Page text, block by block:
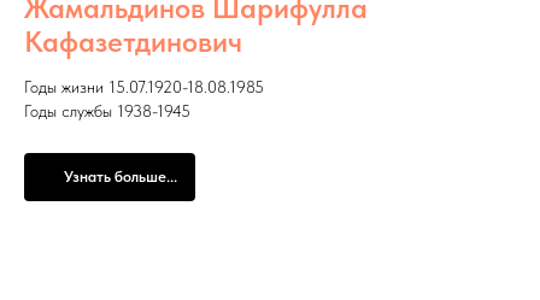
Жамальдинов Шарифулла
Кафазетдинович
Годы жизни 15.07.1920-18.08.1985
Годы службы 1938-1945
Узнать больше...